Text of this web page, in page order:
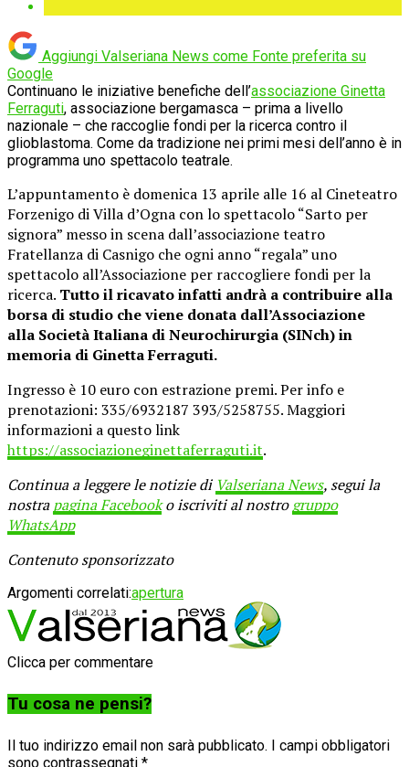
Aggiungi Valseriana News come Fonte preferita su
Google
Continuano le iniziative benefiche dell’associazione Ginetta
Ferraguti, associazione bergamasca – prima a livello
nazionale – che raccoglie fondi per la ricerca contro il
glioblastoma. Come da tradizione nei primi mesi dell’anno è in
programma uno spettacolo teatrale.
L’appuntamento è domenica 13 aprile alle 16 al Cineteatro
Forzenigo di Villa d’Ogna con lo spettacolo “Sarto per
signora” messo in scena dall’associazione teatro
Fratellanza di Casnigo che ogni anno “regala” uno
spettacolo all’Associazione per raccogliere fondi per la
ricerca. Tutto il ricavato infatti andrà a contribuire alla
borsa di studio che viene donata dall’Associazione
alla Società Italiana di Neurochirurgia (SINch) in
memoria di Ginetta Ferraguti.
Ingresso è 10 euro con estrazione premi. Per info e
prenotazioni: 335/6932187 393/5258755. Maggiori
informazioni a questo link
https://associazioneginettaferraguti.it.
Continua a leggere le notizie di Valseriana News, segui la
nostrapagina Facebooko iscriviti al nostrogruppo
WhatsApp
Contenuto sponsorizzato
Argomenti correlati:apertura
Clicca per commentare
Tu cosa ne pensi?
Il tuo indirizzo email non sarà pubblicato. I campi obbligatori
sono contrassegnati *